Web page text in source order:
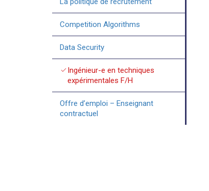
Competition Algorithms
Data Security
checkIngénieur-e en techniques
expérimentales F/H
Offre d’emploi – Enseignant
contractuel